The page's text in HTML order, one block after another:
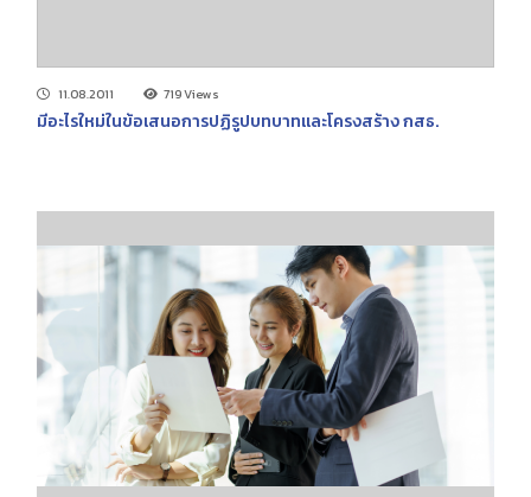
11.08.2011 719 Views
มีอะไรใหม่ในข้อเสนอการปฏิรูปบทบาทและโครงสร้าง กสธ.